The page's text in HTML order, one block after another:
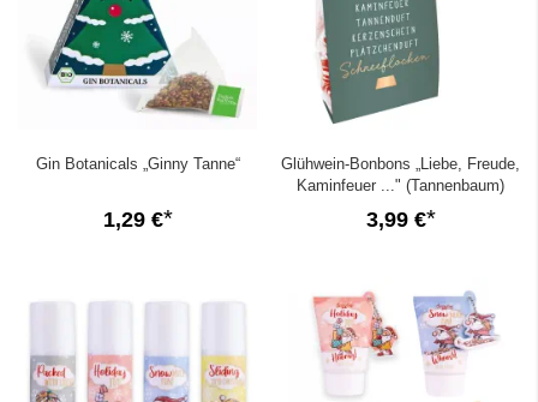
Gin Botanicals „Ginny Tanne“
1,29 €
Glühwein-Bonbons „Liebe, Freude,
Kaminfeuer ..." (Tannenbaum)
3,99 €